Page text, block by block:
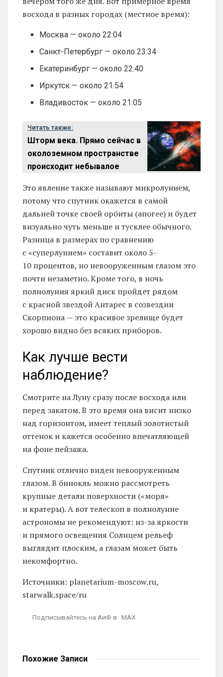
восхода в разных городах (местное время):
Москва — около 22:04
Санкт-Петербург — около 23:34
Екатеринбург — около 22:40
Иркутск — около 21:54
Владивосток — около 21:05
Читать также:
Шторм века. Прямо сейчас в
околоземном пространстве
происходит небывалое
Это явление также называют микролунием,
потому что спутник окажется в самой
дальней точке своей орбиты (апогее) и будет
визуально чуть меньше и тусклее обычного.
Разница в размерах по сравнению
с «суперлунием» составит около 5-
10 процентов, но невооруженным глазом это
почти незаметно. Кроме того, в ночь
полнолуния яркий диск пройдет рядом
с красной звездой Антарес в созвездии
Скорпиона — это красивое зрелище будет
хорошо видно без всяких приборов.
Как лучше вести
наблюдение?
Смотрите на Луну сразу после восхода или
перед закатом. В это время она висит низко
над горизонтом, имеет теплый золотистый
оттенок и кажется особенно впечатляющей
на фоне пейзажа.
Спутник отлично виден невооруженным
глазом. В бинокль можно рассмотреть
крупные детали поверхности («моря»
и кратеры). А вот телескоп в полнолуние
астрономы не рекомендуют: из-за яркости
и прямого освещения Солнцем рельеф
выглядит плоским, а глазам может быть
некомфортно.
Источники: planetarium-moscow.ru,
starwalk.space/ru
Подписывайтесь на АиФ в MAX
Похожие Записи